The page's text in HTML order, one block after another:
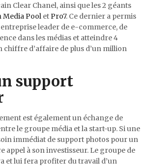
Clear Chanel, ainsi que les 2 géants
Media Pool etPro7. Ce dernier a permis
entreprise leader de e-commerce, de
dans les médias et atteindre 4
chiffre d’affaire de plus d’un million
support
est également un échange de
le groupe média et la start-up. Si une
immédiat de support photos pour un
appel à son investisseur. Le groupe de
et lui fera profiter du travail d’un